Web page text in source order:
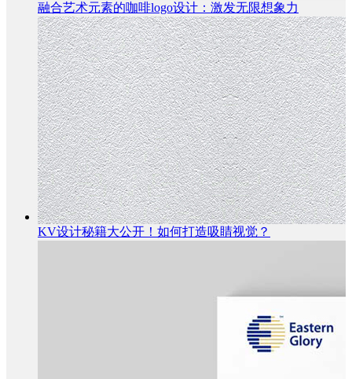
融合艺术元素的咖啡logo设计：激发无限想象力
KV设计秘籍大公开！如何打造吸睛视觉？